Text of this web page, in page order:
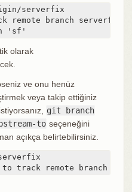
serverfix
remote branch serverfix
'sf'
olarak
ve onu henüz
veya takip ettiğiniz
git branch
to seçeneğini
açıkça belirtebilirsiniz.
to track remote branch